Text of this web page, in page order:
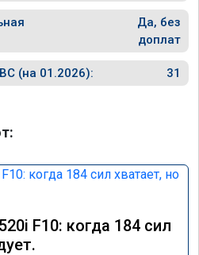
Да, без
доплат
(на 01.2026): 31
F10: когда 184 сил